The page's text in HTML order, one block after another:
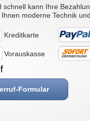
schnell kann Ihre
moderne Technik
Kreditkarte
Vorauskasse
Formular